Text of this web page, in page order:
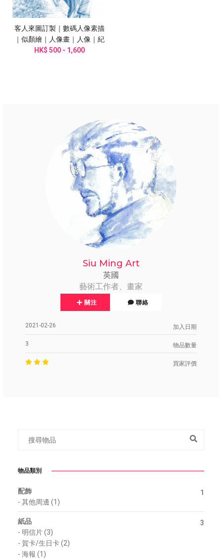
客人來圖訂製｜數碼人像素描
｜似顏繪｜人像畫｜人像｜紀
念品｜
HK$ 500 - 1,600
Siu Ming Art
英國
藝術工作者、畫家
關注 聯絡
加入日期
2021-02-26
物品數量
3
買家評價
物品類別
配飾
1
- 其他周邊 (1)
紙品
3
- 明信片 (3)
- 賀卡/生日卡 (2)
- 海報 (1)